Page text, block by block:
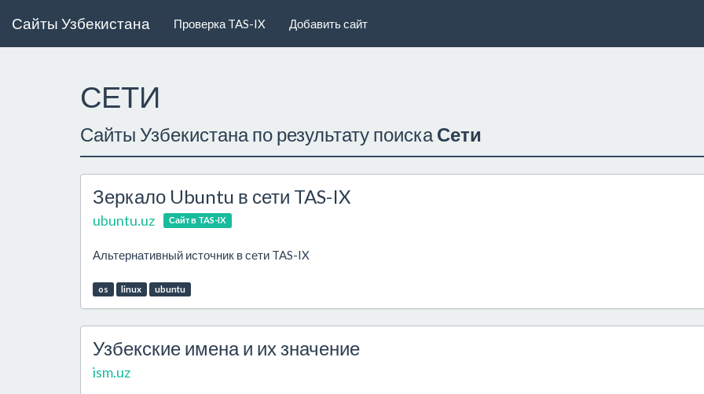
Сайты Узбекистана Проверка TAS-IX Добавить сайт
СЕТИ
Сайты Узбекистана по результату поиска Сети
Зеркало Ubuntu в сети TAS-IX
ubuntu.uz Сайт в TAS-IX
Альтернативный источник в сети TAS-IX
os linux ubuntu
Узбекские имена и их значение
ism.uz